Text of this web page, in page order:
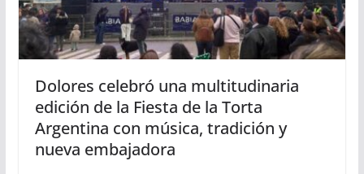
Dolores celebró una multitudinaria
edición de la Fiesta de la Torta
Argentina con música, tradición y
nueva embajadora